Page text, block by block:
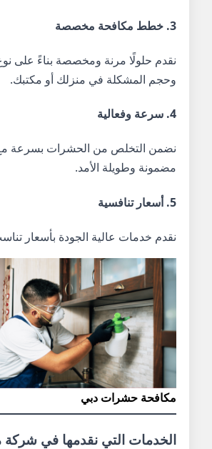
3. خطط مكافحة مخصصة
نقدم حلولًا مرنة ومخصصة بناءً على
وحجم المشكلة في منزلك أو مكتبك.
4. سرعة وفعالية
نضمن التخلص من الحشرات بسرعة مع
مضمونة وطويلة الأمد.
5. أسعار تنافسية
نقدم خدمات عالية الجودة بأسعار
مكافحة حشرات دبي
الخدمات التي نقدمها في شركة